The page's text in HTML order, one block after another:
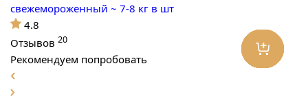
свежемороженный ~ 7-8 кг в шт
4.8
Отзывов 20
Рекомендуем попробовать